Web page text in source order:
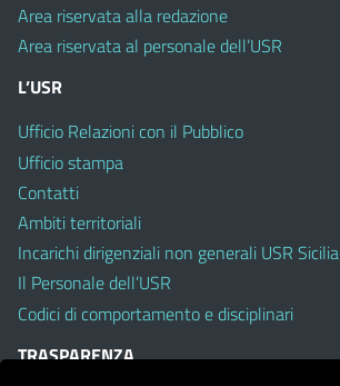
Area riservata alla redazione
Area riservata al personale dell’USR
L’USR
Ufficio Relazioni con il Pubblico
Ufficio stampa
Contatti
Ambiti territoriali
Incarichi dirigenziali non generali USR Sicilia
Il Personale dell’USR
Codici di comportamento e disciplinari
TRASPARENZA